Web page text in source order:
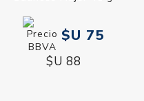
$U 75
$U 88